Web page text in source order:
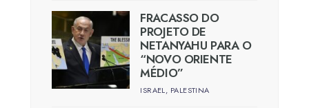
FRACASSO DO
PROJETO DE
NETANYAHU PARA O
“NOVO ORIENTE
MÉDIO”
ISRAEL, PALESTINA